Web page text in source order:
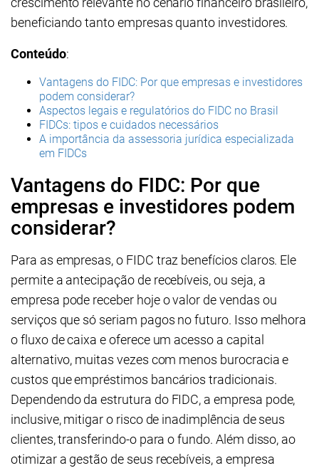
beneficiando tanto empresas quanto investidores.
Conteúdo:
Vantagens do FIDC: Por que empresas e investidores
podem considerar?
Aspectos legais e regulatórios do FIDC no Brasil
FIDCs: tipos e cuidados necessários
A importância da assessoria jurídica especializada
em FIDCs
Vantagens do FIDC: Por que
empresas e investidores podem
considerar?
Para as empresas, o FIDC traz benefícios claros. Ele
permite a antecipação de recebíveis, ou seja, a
empresa pode receber hoje o valor de vendas ou
serviços que só seriam pagos no futuro. Isso melhora
o fluxo de caixa e oferece um acesso a capital
alternativo, muitas vezes com menos burocracia e
custos que empréstimos bancários tradicionais.
Dependendo da estrutura do FIDC, a empresa pode,
inclusive, mitigar o risco de inadimplência de seus
clientes, transferindo-o para o fundo. Além disso, ao
otimizar a gestão de seus recebíveis, a empresa